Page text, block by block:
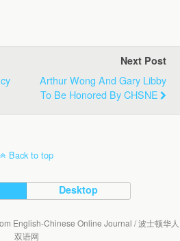
Next Post
Arthur Wong And Gary Libby
To Be Honored By CHSNE
Back to top
Desktop
English-Chinese Online Journal / 波士顿华人
双语网